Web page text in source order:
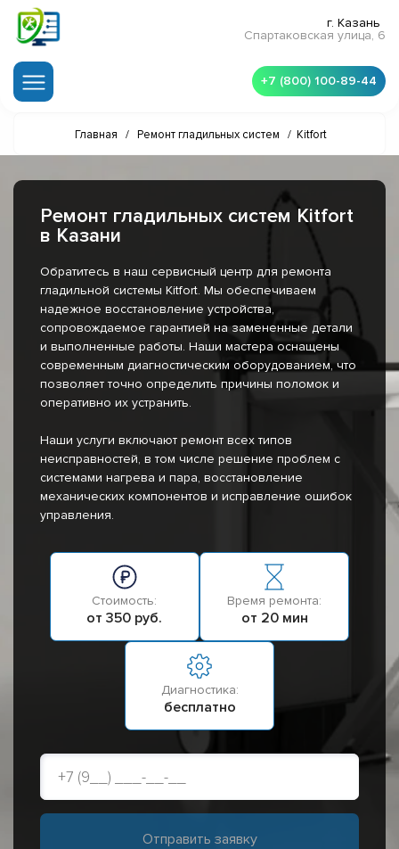
г. Казань
Спартаковская улица, 6
+7 (800) 100-89-44
Главная / Ремонт гладильных систем / Kitfort
Ремонт гладильных систем Kitfort
в Казани
Обратитесь в наш сервисный центр для ремонта
гладильной системы Kitfort. Мы обеспечиваем
надежное восстановление устройства,
сопровождаемое гарантией на замененные детали
и выполненные работы. Наши мастера оснащены
современным диагностическим оборудованием, что
позволяет точно определить причины поломок и
оперативно их устранить.
Наши услуги включают ремонт всех типов
неисправностей, в том числе решение проблем с
системами нагрева и пара, восстановление
механических компонентов и исправление ошибок
управления.
Стоимость:
от 350 руб.
Время ремонта:
от 20 мин
Диагностика:
бесплатно